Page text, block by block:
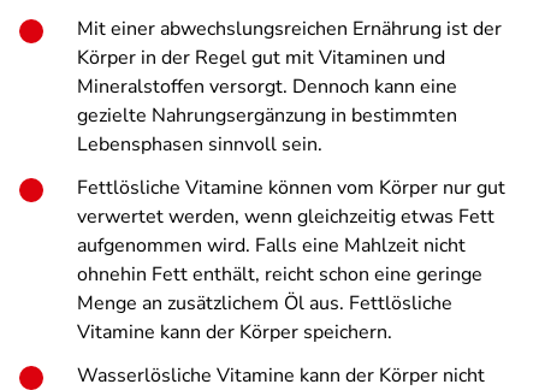
Mit einer abwechslungsreichen Ernährung ist der
Körper in der Regel gut mit Vitaminen und
Mineralstoffen versorgt. Dennoch kann eine
gezielte Nahrungsergänzung in bestimmten
Lebensphasen sinnvoll sein.
Fettlösliche Vitamine können vom Körper nur gut
verwertet werden, wenn gleichzeitig etwas Fett
aufgenommen wird. Falls eine Mahlzeit nicht
ohnehin Fett enthält, reicht schon eine geringe
Menge an zusätzlichem Öl aus. Fettlösliche
Vitamine kann der Körper speichern.
Wasserlösliche Vitamine kann der Körper nicht